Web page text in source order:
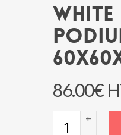
WHITE
86.00€
HIGH